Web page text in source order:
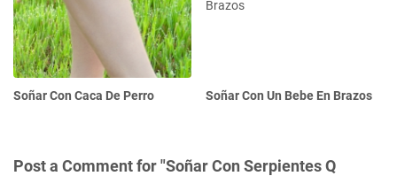
Soñar Con Caca De Perro Soñar Con Un Bebe En Brazos
Post a Comment for "Soñar Con Serpientes Q